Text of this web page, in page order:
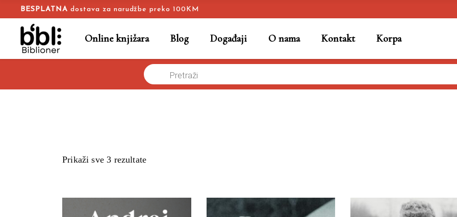
BESPLATNA dostava za narudžbe preko 100KM
Online knjižara Blog Događaji O nama Kontakt Korpa
Products
search
Prikaži sve 3 rezultate